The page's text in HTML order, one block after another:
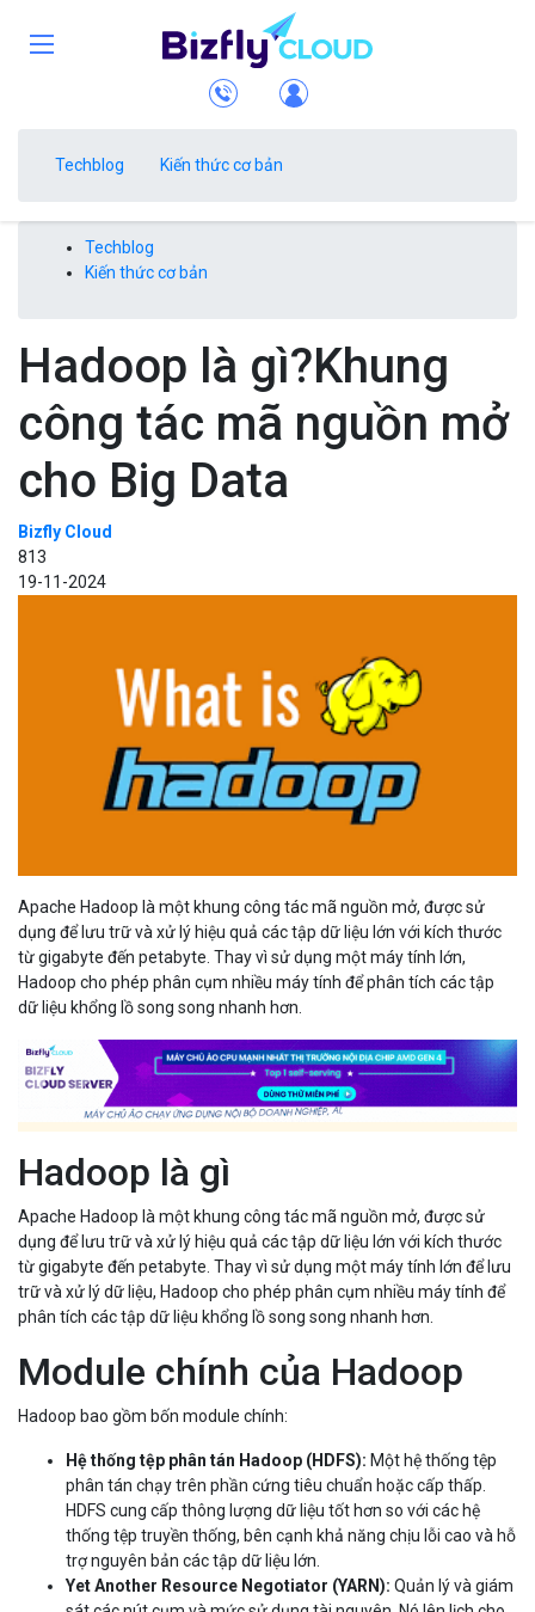
Techblog Kiến thức cơ bản
Techblog
Kiến thức cơ bản
Hadoop là gì?Khung
công tác mã nguồn mở
cho Big Data
Bizfly Cloud
813
19-11-2024
Apache Hadoop là một khung công tác mã nguồn mở, được sử
dụng để lưu trữ và xử lý hiệu quả các tập dữ liệu lớn với kích thước
từ gigabyte đến petabyte. Thay vì sử dụng một máy tính lớn,
Hadoop cho phép phân cụm nhiều máy tính để phân tích các tập
dữ liệu khổng lồ song song nhanh hơn.
Hadoop là gì
Apache Hadoop là một khung công tác mã nguồn mở, được sử
dụng để lưu trữ và xử lý hiệu quả các tập dữ liệu lớn với kích thước
từ gigabyte đến petabyte. Thay vì sử dụng một máy tính lớn để lưu
trữ và xử lý dữ liệu, Hadoop cho phép phân cụm nhiều máy tính để
phân tích các tập dữ liệu khổng lồ song song nhanh hơn.
Module chính của Hadoop
Hadoop bao gồm bốn module chính:
Hệ thống tệp phân tán Hadoop (HDFS): Một hệ thống tệp
phân tán chạy trên phần cứng tiêu chuẩn hoặc cấp thấp.
HDFS cung cấp thông lượng dữ liệu tốt hơn so với các hệ
thống tệp truyền thống, bên cạnh khả năng chịu lỗi cao và hỗ
trợ nguyên bản các tập dữ liệu lớn.
Yet Another Resource Negotiator (YARN): Quản lý và giám